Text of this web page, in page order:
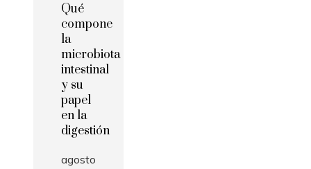
Qué
compone
la
microbiota
intestinal
y su
papel
en la
digestión
agosto